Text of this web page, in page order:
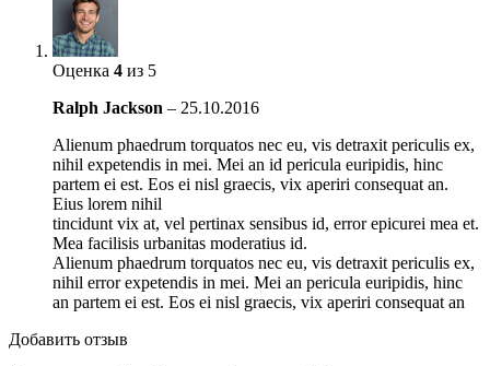
Оценка 4 из 5
Ralph Jackson – 25.10.2016
Alienum phaedrum torquatos nec eu, vis detraxit periculis ex,
nihil expetendis in mei. Mei an id pericula euripidis, hinc
partem ei est. Eos ei nisl graecis, vix aperiri consequat an.
Eius lorem nihil
tincidunt vix at, vel pertinax sensibus id, error epicurei mea et.
Mea facilisis urbanitas moderatius id.
Alienum phaedrum torquatos nec eu, vis detraxit periculis ex,
nihil error expetendis in mei. Mei an pericula euripidis, hinc
an partem ei est. Eos ei nisl graecis, vix aperiri consequat an
Добавить отзыв